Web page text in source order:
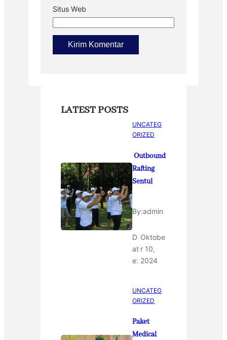
Situs Web
LATEST POSTS
UNCATEG
ORIZED
Outbound
Rafting
Sentul
By:admin
D
at
e:
Oktobe
r 10,
2024
UNCATEG
ORIZED
Paket
Medical